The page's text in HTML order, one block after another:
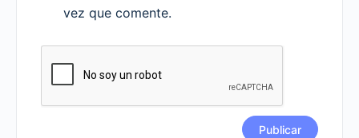
vez que comente.